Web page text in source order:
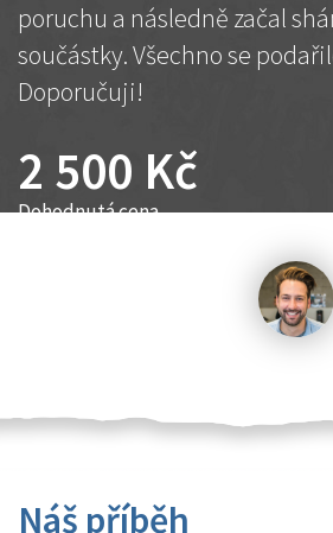
poruchu a následně začal
součástky. Všechno se
Doporučuji!
2 500 Kč
Dohodnutá cena
Náš příběh